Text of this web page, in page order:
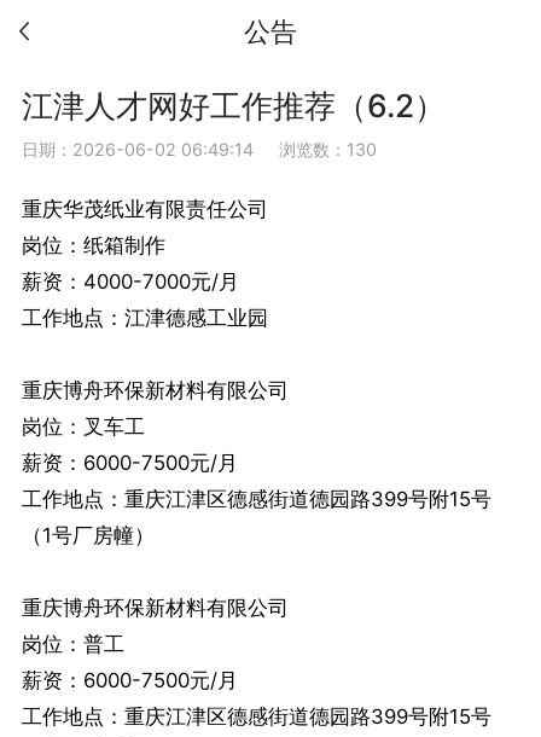
公告
江津人才网好工作推荐（6.2）
日期：2026-06-02 06:49:14浏览数：130
重庆华茂纸业有限责任公司
岗位：纸箱制作
薪资：4000-7000元/月
工作地点：江津德感工业园
重庆博舟环保新材料有限公司
岗位：叉车工
薪资：6000-7500元/月
工作地点：重庆江津区德感街道德园路399号附15号
（1号厂房幢）
重庆博舟环保新材料有限公司
岗位：普工
薪资：6000-7500元/月
工作地点：重庆江津区德感街道德园路399号附15号